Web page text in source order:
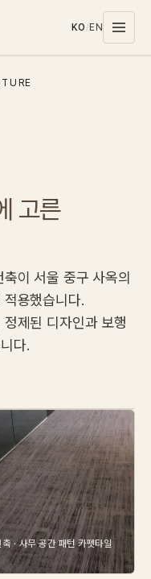
KO / EN
고른
이 서울 중구 사옥의
용했습니다.
제된 디자인과 보행
다.
축 · 사무 공간 패턴 카펫타일